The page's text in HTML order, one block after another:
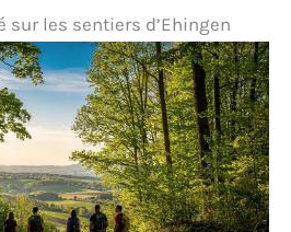
les sentiers d’Ehingen